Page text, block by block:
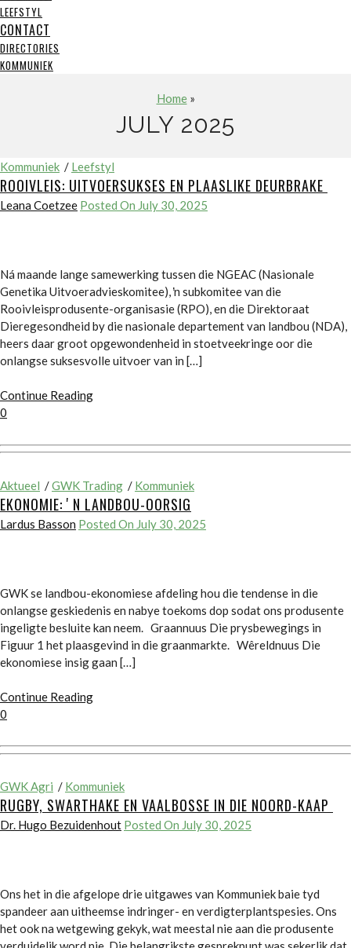
LEEFSTYL
CONTACT
DIRECTORIES
KOMMUNIEK
Home»
JULY 2025
Kommuniek / Leefstyl
ROOIVLEIS: UITVOERSUKSES EN PLAASLIKE DEURBRAKE
Leana Coetzee Posted On July 30, 2025
Ná maande lange samewerking tussen die NGEAC (Nasionale
Genetika Uitvoeradvieskomitee), ŉ subkomitee van die
Rooivleisprodusente-organisasie (RPO), en die Direktoraat
Dieregesondheid by die nasionale departement van landbou (NDA),
heers daar groot opgewondenheid in stoetveekringe oor die
onlangse suksesvolle uitvoer van in […]
Continue Reading
0
Aktueel /GWK Trading / Kommuniek
EKONOMIE: ʼN LANDBOU-OORSIG
Lardus Basson Posted On July 30, 2025
GWK se landbou-ekonomiese afdeling hou die tendense in die
onlangse geskiedenis en nabye toekoms dop sodat ons produsente
ingeligte besluite kan neem. Graannuus Die prysbewegings in
Figuur 1 het plaasgevind in die graanmarkte. Wêreldnuus Die
ekonomiese insig gaan […]
Continue Reading
0
GWK Agri / Kommuniek
RUGBY, SWARTHAKE EN VAALBOSSE IN DIE NOORD-KAAP
Dr. Hugo Bezuidenhout Posted On July 30, 2025
Ons het in die afgelope drie uitgawes van Kommuniek baie tyd
spandeer aan uitheemse indringer- en verdigterplantspesies. Ons
het ook na wetgewing gekyk, wat meestal nie aan die produsente